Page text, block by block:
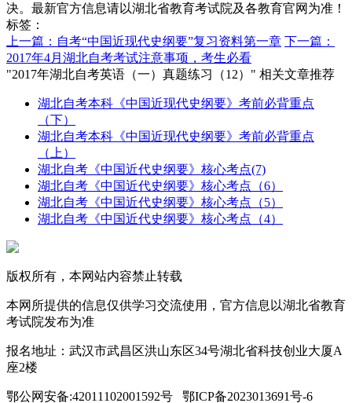
决。最新官方信息请以湖北省教育考试院及各教育官网为准！
标签：
上一篇：自考“中国近现代史纲要”复习资料第一章 下一篇：
2017年4月湖北自考考试注意事项，考生必看
"2017年湖北自考英语（一）真题练习（12）" 相关文章推荐
湖北自考本科《中国近现代史纲要》考前必背重点
（下）
湖北自考本科《中国近现代史纲要》考前必背重点
（上）
湖北自考《中国近代史纲要》核心考点(7)
湖北自考《中国近代史纲要》核心考点（6）
湖北自考《中国近代史纲要》核心考点（5）
湖北自考《中国近代史纲要》核心考点（4）
版权所有，本网站内容禁止转载
本网所提供的信息仅供学习交流使用，官方信息以湖北省教育
考试院发布为准
报名地址：武汉市武昌区洪山东区34号湖北省科技创业大厦A
座2楼
鄂公网安备:42011102001592号 鄂ICP备2023013691号-6